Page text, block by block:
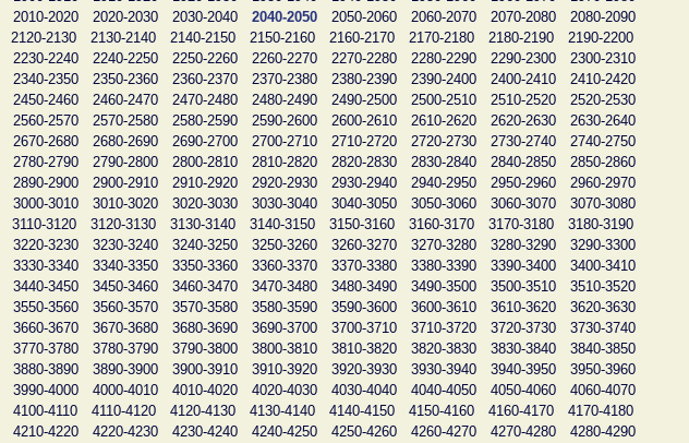
2010-2020 2020-2030 2030-2040 2040-2050 2050-2060 2060-2070 2070-2080
2080-2090
2120-2130 2130-2140 2140-2150 2150-2160 2160-2170 2170-2180 2180-2190
2190-2200
2230-2240 2240-2250 2250-2260 2260-2270 2270-2280 2280-2290 2290-2300
2300-2310
2340-2350 2350-2360 2360-2370 2370-2380 2380-2390 2390-2400 2400-2410
2410-2420
2450-2460 2460-2470 2470-2480 2480-2490 2490-2500 2500-2510 2510-2520
2520-2530
2560-2570 2570-2580 2580-2590 2590-2600 2600-2610 2610-2620 2620-2630
2630-2640
2670-2680 2680-2690 2690-2700 2700-2710 2710-2720 2720-2730 2730-2740
2740-2750
2780-2790 2790-2800 2800-2810 2810-2820 2820-2830 2830-2840 2840-2850
2850-2860
2890-2900 2900-2910 2910-2920 2920-2930 2930-2940 2940-2950 2950-2960
2960-2970
3000-3010 3010-3020 3020-3030 3030-3040 3040-3050 3050-3060 3060-3070
3070-3080
3110-3120 3120-3130 3130-3140 3140-3150 3150-3160 3160-3170 3170-3180
3180-3190
3220-3230 3230-3240 3240-3250 3250-3260 3260-3270 3270-3280 3280-3290
3290-3300
3330-3340 3340-3350 3350-3360 3360-3370 3370-3380 3380-3390 3390-3400
3400-3410
3440-3450 3450-3460 3460-3470 3470-3480 3480-3490 3490-3500 3500-3510
3510-3520
3550-3560 3560-3570 3570-3580 3580-3590 3590-3600 3600-3610 3610-3620
3620-3630
3660-3670 3670-3680 3680-3690 3690-3700 3700-3710 3710-3720 3720-3730
3730-3740
3770-3780 3780-3790 3790-3800 3800-3810 3810-3820 3820-3830 3830-3840
3840-3850
3880-3890 3890-3900 3900-3910 3910-3920 3920-3930 3930-3940 3940-3950
3950-3960
3990-4000 4000-4010 4010-4020 4020-4030 4030-4040 4040-4050 4050-4060
4060-4070
4100-4110 4110-4120 4120-4130 4130-4140 4140-4150 4150-4160 4160-4170
4170-4180
4210-4220 4220-4230 4230-4240 4240-4250 4250-4260 4260-4270 4270-4280
4280-4290